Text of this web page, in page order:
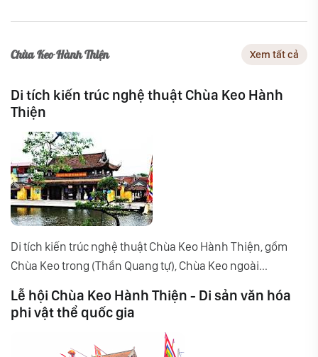
Chùa Keo Hành Thiện Xem tất cả
Di tích kiến trúc nghệ thuật Chùa Keo Hành
Thiện
Di tích kiến trúc nghệ thuật Chùa Keo Hành Thiện, gồm
Chùa Keo trong (Thần Quang tự), Chùa Keo ngoài...
Lễ hội Chùa Keo Hành Thiện - Di sản văn hóa
phi vật thể quốc gia